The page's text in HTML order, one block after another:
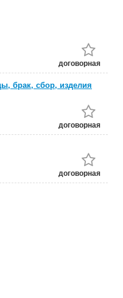
договорная
брак, сбор, изделия
договорная
договорная